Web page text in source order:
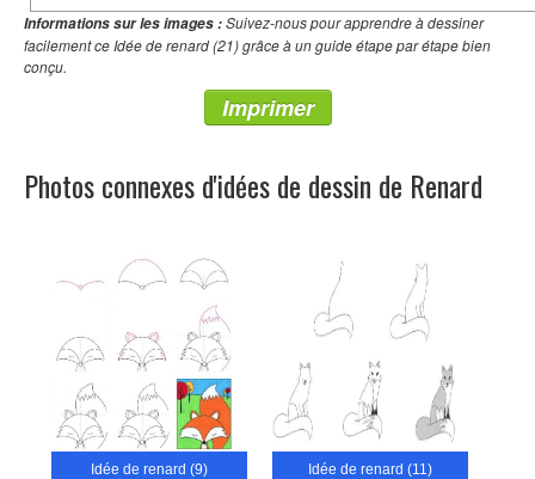
Informations sur les images :Suivez-nous pour apprendre à dessiner
facilement ce Idée de renard (21) grâce à un guide étape par étape bien
conçu.
Imprimer
Photos connexes d'idées de dessin de Renard
Idée de renard (9) Idée de renard (11)